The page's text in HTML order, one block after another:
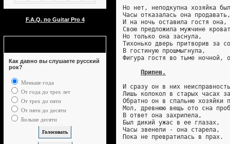
F.A.Q. по Guitar Pro 4
Как давно вы слушаете русский
рок?
Меньше года
От года до трех лет
От трех до пяти
От пяти до десяти
Больше десяти
Но нет, неподкупна хозяйка
Часы отказалась она продавать,
И на ночь оставила гостя она,
Свою предложила мужчине
Но только она заснула,
Тихонько дверь притворив за
В гостиную прошмыгнула,
Фигура гостя во тьме
Припев.
И сразу он в них
Лишь колокол в старых часах
Обратно он в спальню хозяйки
Мол, древнюю вещь ото сна
В ответ она захрипела,
Был дикий ужас в ее глазах,
Часы звенели - она старела,
Пока не превратилась в прах.